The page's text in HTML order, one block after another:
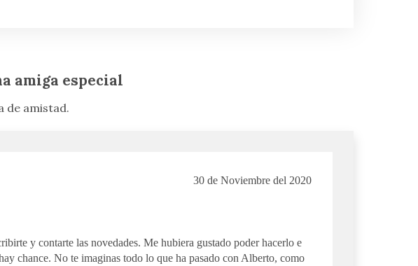
amiga especial
de amistad.
30 de Noviembre del 2020
y contarte las novedades. Me hubiera gustado poder hacerlo e
chance. No te imaginas todo lo que ha pasado con Alberto, como